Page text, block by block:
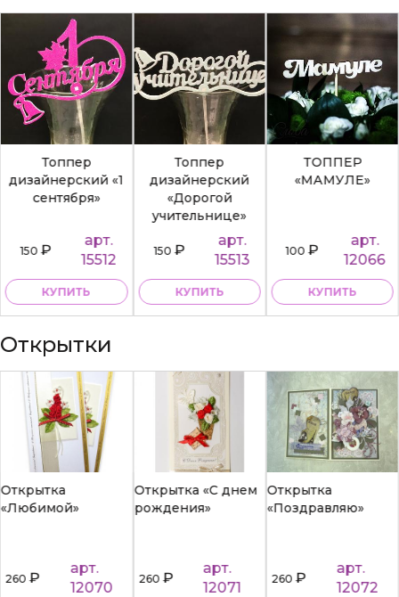
Топпер
дизайнерский «1
сентября»
150₽
арт.
15512
КУПИТЬ
Топпер
дизайнерский
«Дорогой
учительнице»
150₽
арт.
15513
КУПИТЬ
ТОППЕР
«МАМУЛЕ»
100₽
арт.
12066
КУПИТЬ
Открытки
Открытка
«Любимой»
260₽
арт.
12070
Открытка «С днем
рождения»
260₽
арт.
12071
Открытка
«Поздравляю»
260₽
арт.
12072